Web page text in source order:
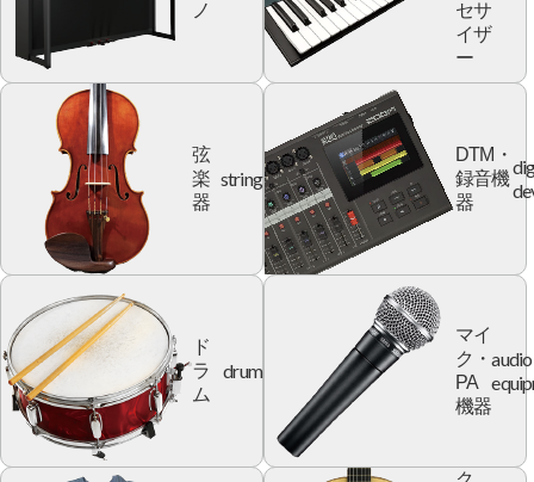
ノ
セサ
イザ
ー
弦
楽
器
string
DTM・
録音機
器
ド
ラ
ム
drum
マイ
ク・
PA
機器
audio